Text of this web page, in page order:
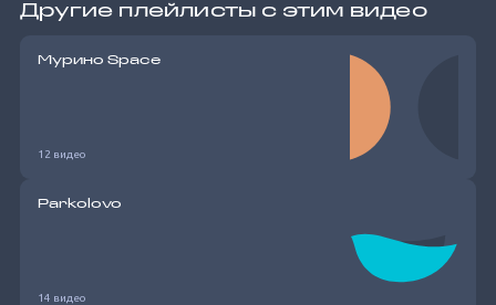
Другие плейлисты с этим видео
Мурино Space
12 видео
Parkolovo
14 видео